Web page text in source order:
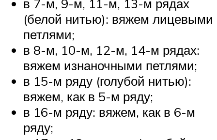
в 7-м, 9-м, 11-м, 13-м рядах
(белой нитью): вяжем лицевыми
петлями;
в 8-м, 10-м, 12-м, 14-м рядах:
вяжем изнаночными петлями;
в 15-м ряду (голубой нитью):
вяжем, как в 5-м ряду;
в 16-м ряду: вяжем, как в 6-м
ряду;